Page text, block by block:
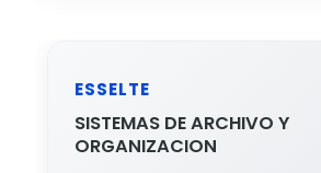
ESSELTE
SISTEMAS DE ARCHIVO Y
ORGANIZACION